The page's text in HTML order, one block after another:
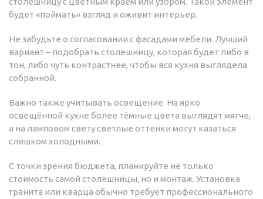
будет «поймать» взгляд и оживит интерьер.
Не забудьте о согласовании с фасадами мебели. Лучший
вариант – подобрать столешницу, которая будет либо в
тон, либо чуть контрастнее, чтобы вся кухня выглядела
собранной.
Важно также учитывать освещение. На ярко
освещённой кухне более тёмные цвета выглядят мягче,
а на ламповом свету светлые оттенки могут казаться
слишком холодными.
С точки зрения бюджета, планируйте не только
стоимость самой столешницы, но и монтаж. Установка
гранита или кварца обычно требует профессионального